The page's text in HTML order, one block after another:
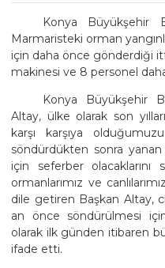
Konya Büyükşehir
Marmaristeki orman
için daha önce gönderdiği
makinesi ve 8 personel
Konya Büyükşehir
Altay, ülke olarak son
karşı karşıya
söndürdükten sonra
için seferber olacaklarını
ormanlarımız ve
dile getiren Başkan Altay,
an önce söndürülmesi
olarak ilk günden itibaren
ifade etti.